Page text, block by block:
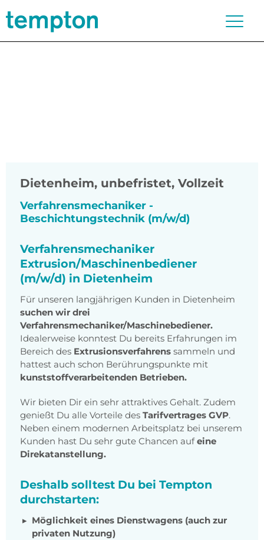
Dietenheim, unbefristet, Vollzeit
Verfahrensmechaniker -
Beschichtungstechnik (m/w/d)
Verfahrensmechaniker
Extrusion/Maschinenbediener
(m/w/d) in Dietenheim
Für unseren langjährigen Kunden in Dietenheim
suchen wir drei
Verfahrensmechaniker/Maschinebediener.
Idealerweise konntest Du bereits Erfahrungen im
Bereich des Extrusionsverfahrens sammeln und
hattest auch schon Berührungspunkte mit
kunststoffverarbeitenden Betrieben.
Wir bieten Dir ein sehr attraktives Gehalt. Zudem
genießt Du alle Vorteile des Tarifvertrages GVP.
Neben einem modernen Arbeitsplatz bei unserem
Kunden hast Du sehr gute Chancen aufeine
Direkatanstellung.
Deshalb solltest Du bei Tempton
durchstarten:
Möglichkeit eines Dienstwagens (auch zur
privaten Nutzung)